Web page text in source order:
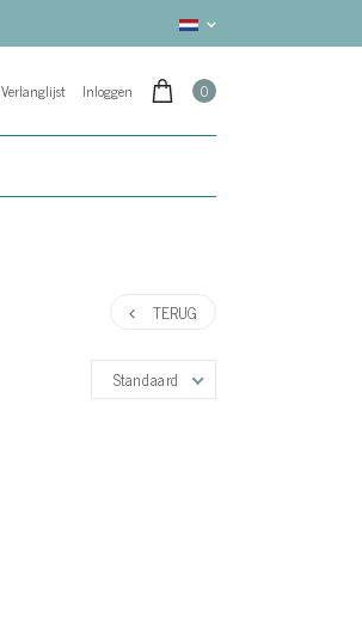
Verlanglijst Inloggen 0
TERUG
Standaard